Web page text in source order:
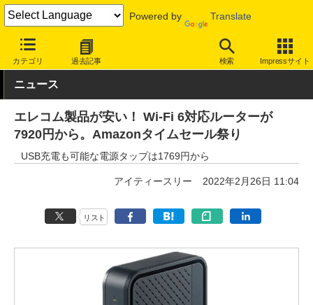
Powered by Translate
カテゴリ 過去記事 検索 Impressサイト
INTERNET Watch セール情報
ニュース
エレコム製品が安い！ Wi-Fi 6対応ルーターが
7920円から。Amazonタイムセール祭り
USB充電も可能な電源タップは1769円から
アイティースリー 2022年2月26日 11:04
リスト